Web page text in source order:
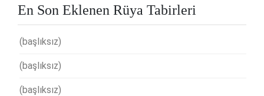
En Son Eklenen Rüya Tabirleri
(başlıksız)
(başlıksız)
(başlıksız)